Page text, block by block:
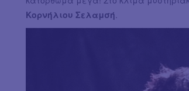
Κορνήλιου Σελαμσή.